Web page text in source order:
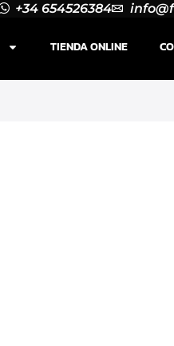
+34 654526384
TIENDA ONLINE